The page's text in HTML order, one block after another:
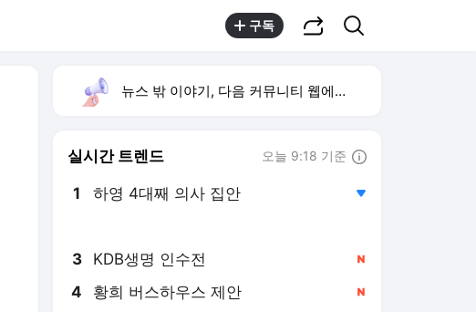
구독
뉴스 밖 이야기, 다음 커뮤니티 웹에서 보기
실시간 트렌드 오늘 9:18 기준
1 하영 4대째 의사 집안
3 KDB생명 인수전
4 황희 버스하우스 제안